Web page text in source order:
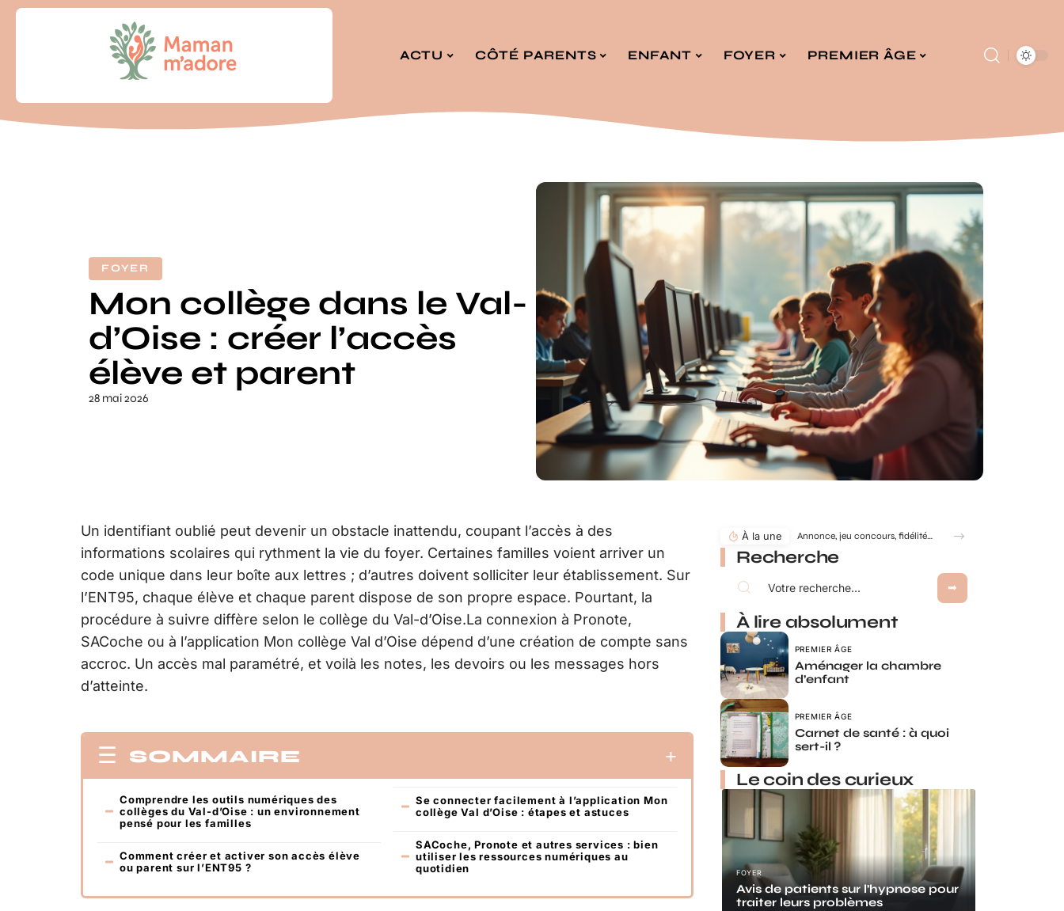
ACTU CÔTÉ PARENTS ENFANT FOYER PREMIER ÂGE
FOYER
Mon collège dans le Val-
d’Oise : créer l’accès
élève et parent
28 mai 2026
Un identifiant oublié peut devenir un obstacle inattendu, coupant l’accès à des
informations scolaires qui rythment la vie du foyer. Certaines familles voient arriver un
code unique dans leur boîte aux lettres ; d’autres doivent solliciter leur établissement. Sur
l’ENT95, chaque élève et chaque parent dispose de son propre espace. Pourtant, la
procédure à suivre diffère selon le collège du Val-d’Oise.La connexion à Pronote,
SACoche ou à l’application Mon collège Val d’Oise dépend d’une création de compte sans
accroc. Un accès mal paramétré, et voilà les notes, les devoirs ou les messages hors
d’atteinte.
SOMMAIRE
Comprendre les outils numériques des
collèges du Val-d’Oise : un environnement
pensé pour les familles
Comment créer et activer son accès élève
ou parent sur l’ENT95 ?
Se connecter facilement à l’application Mon
collège Val d’Oise : étapes et astuces
SACoche, Pronote et autres services : bien
utiliser les ressources numériques au
quotidien
À la une Annonce, jeu concours, fidélité… comment utiliser le jeu à gratter personnalisé ?
Recherche
À lire absolument
PREMIER ÂGE
Aménager la chambre
d’enfant
PREMIER ÂGE
Carnet de santé : à quoi
sert-il ?
Le coin des curieux
FOYER
Avis de patients sur l’hypnose pour
traiter leurs problèmes